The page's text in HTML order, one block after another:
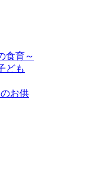
食育～
ども
お供